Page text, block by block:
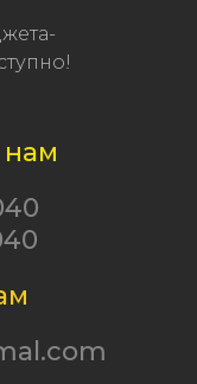
нам